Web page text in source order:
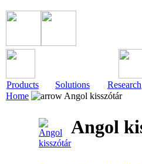
Products Solutions Research
Home
Angol kisszótár
Angol